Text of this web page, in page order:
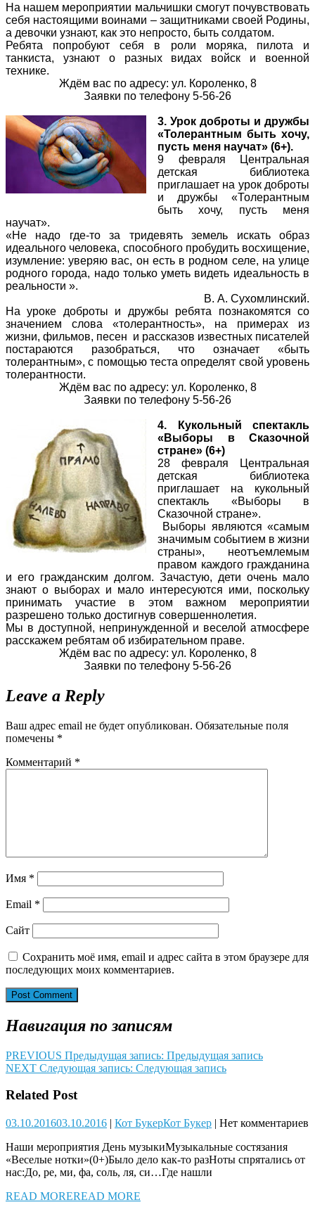
На нашем мероприятии мальчишки смогут почувствовать
себя настоящими воинами – защитниками своей Родины,
а девочки узнают, как это непросто, быть солдатом.
Ребята попробуют себя в роли моряка, пилота и
танкиста, узнают о разных видах войск и военной
технике.
Ждём вас по адресу: ул. Короленко, 8
Заявки по телефону 5-56-26
3. Урок доброты и дружбы
«Толерантным быть хочу,
пусть меня научат» (6+).
9 февраля Центральная
детская библиотека
приглашает на урок доброты
и дружбы «Толерантным
быть хочу, пусть меня
научат».
«Не надо где-то за тридевять земель искать образ
идеального человека, способного пробудить восхищение,
изумление: уверяю вас, он есть в родном селе, на улице
родного города, надо только уметь видеть идеальность в
реальности ».
В. А. Сухомлинский.
На уроке доброты и дружбы ребята познакомятся со
значением слова «толерантность», на примерах из
жизни, фильмов, песен и рассказов известных писателей
постараются разобраться, что означает «быть
толерантным», с помощью теста определят свой уровень
толерантности.
Ждём вас по адресу: ул. Короленко, 8
Заявки по телефону 5-56-26
4. Кукольный спектакль
«Выборы в Сказочной
стране» (6+)
28 февраля Центральная
детская библиотека
приглашает на кукольный
спектакль «Выборы в
Сказочной стране».
Выборы являются «самым
значимым событием в жизни
страны», неотъемлемым
правом каждого гражданина
и его гражданским долгом. Зачастую, дети очень мало
знают о выборах и мало интересуются ими, поскольку
принимать участие в этом важном мероприятии
разрешено только достигнув совершеннолетия.
Мы в доступной, непринужденной и веселой атмосфере
расскажем ребятам об избирательном праве.
Ждём вас по адресу: ул. Короленко, 8
Заявки по телефону 5-56-26
Leave a Reply
Ваш адрес email не будет опубликован. Обязательные поля
помечены *
Комментарий *
Имя *
Email *
Сайт
Сохранить моё имя, email и адрес сайта в этом браузере для
последующих моих комментариев.
Навигация по записям
PREVIOUS Предыдущая запись: Предыдущая запись
NEXT Следующая запись: Следующая запись
Related Post
03.10.201603.10.2016 | Кот БукерКот Букер | Нет комментариев
Наши мероприятия День музыкиМузыкальные состязания
«Веселые нотки»(0+)Было дело как-то разНоты спрятались от
нас:До, ре, ми, фа, соль, ля, си…Где нашли
READ MOREREAD MORE